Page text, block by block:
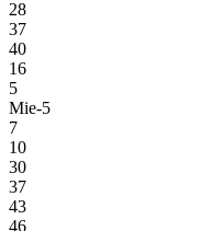
28
37
40
16
5
Mie-5
7
10
30
37
43
46